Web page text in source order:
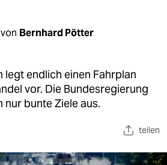
Bernhard Pötter
legt endlich einen Fahrplan
vor. Die Bundesregierung
bunte Ziele aus.
teilen